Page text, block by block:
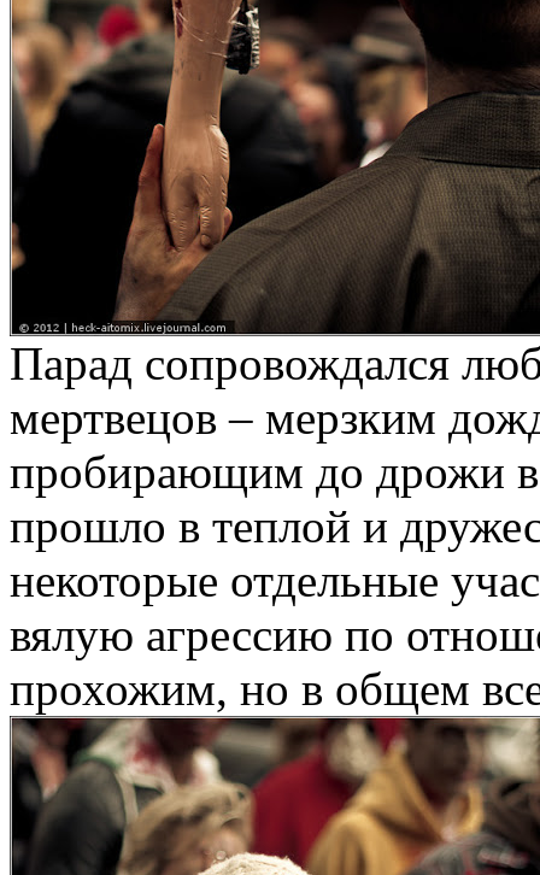
Парад сопровождался
мертвецов – мерзким
пробирающим до дрожи
прошло в теплой и
некоторые отдельные
вялую агрессию по
прохожим, но в общем